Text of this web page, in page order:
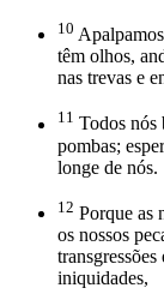
10
têm olhos,
nas trevas e
11 Todos nós
pombas;
longe de nós.
12 Porque as
os nossos
transgressões
iniquidades,